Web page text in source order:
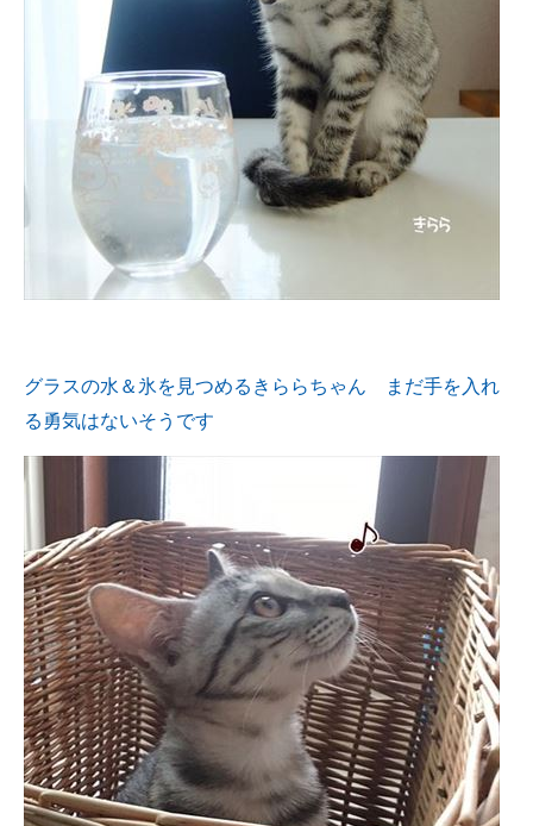
グラスの水＆氷を見つめるきららちゃん まだ手を入れ
る勇気はないそうです